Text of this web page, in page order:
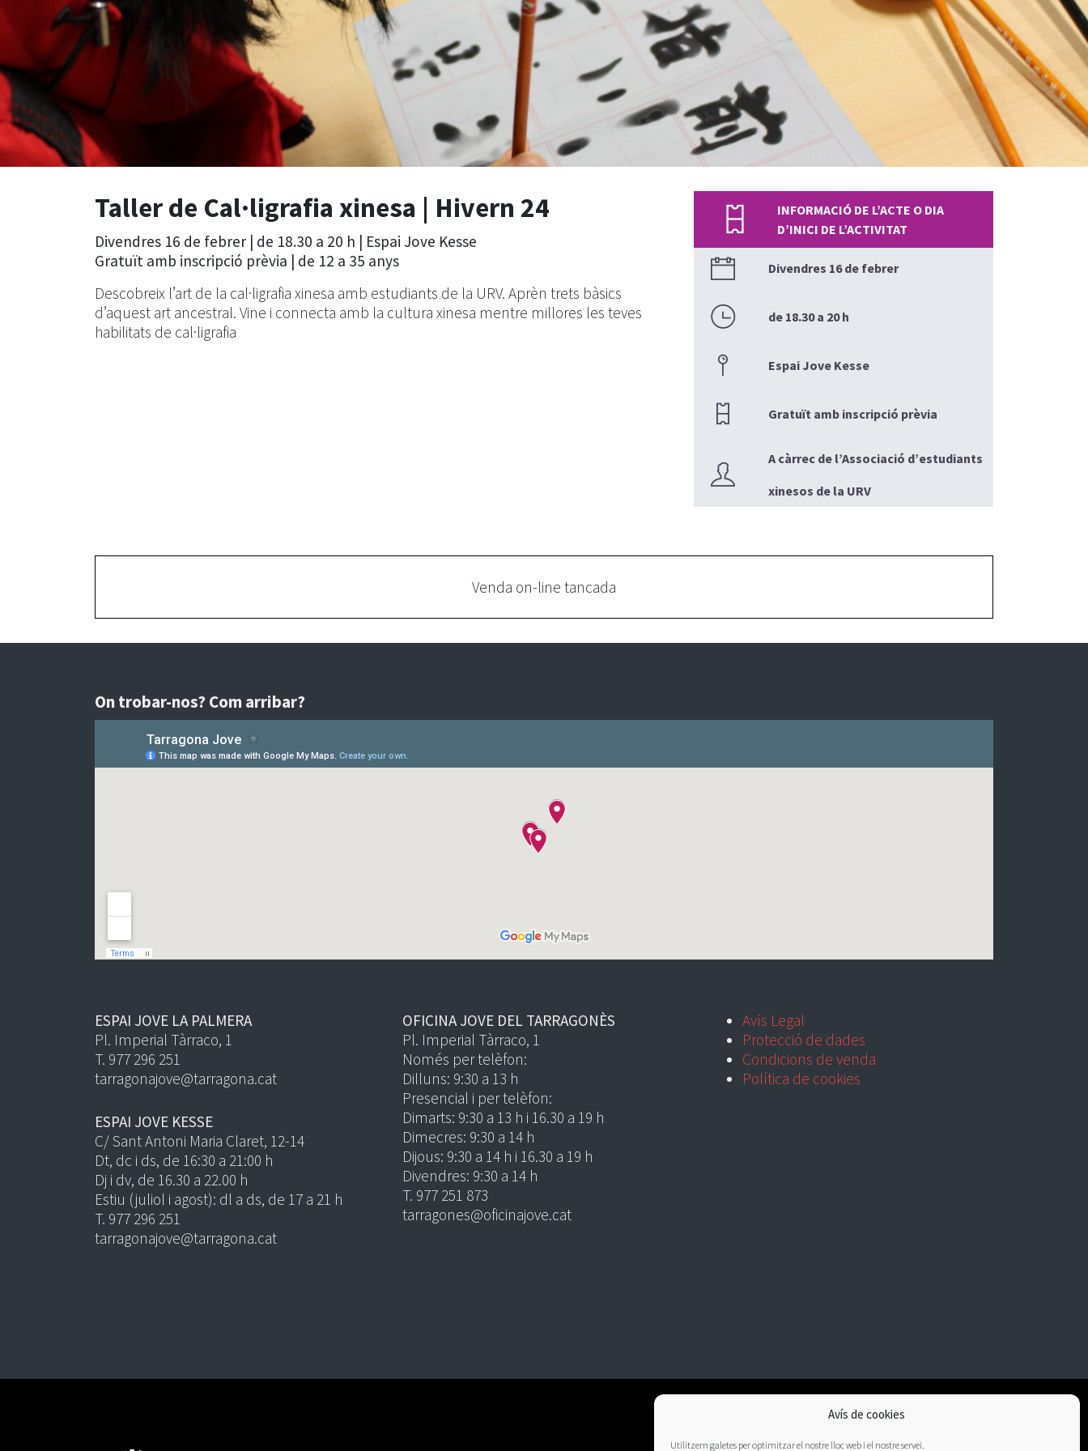
Avís de cookies
Utilitzem galetes per optimitzar el nostre lloc web i el nostre servei.
Taller de Cal·ligrafia xinesa | Hivern 24
Divendres 16 de febrer | de 18.30 a 20 h | Espai Jove Kesse
Gratuït amb inscripció prèvia | de 12 a 35 anys
Descobreix l’art de la cal·ligrafia xinesa amb estudiants de la URV. Aprèn trets bàsics
d’aquest art ancestral. Vine i connecta amb la cultura xinesa mentre millores les teves
habilitats de cal·ligrafia
INFORMACIÓ DE L’ACTE O DIA
D’INICI DE L’ACTIVITAT
Divendres 16 de febrer
de 18.30 a 20 h
Espai Jove Kesse
Gratuït amb inscripció prèvia
A càrrec de l’Associació d’estudiants
xinesos de la URV
Venda on-line tancada
On trobar-nos? Com arribar?
ESPAI JOVE LA PALMERA
Pl. Imperial Tàrraco, 1
T. 977 296 251
tarragonajove@tarragona.cat
ESPAI JOVE KESSE
C/ Sant Antoni Maria Claret, 12-14
Dt, dc i ds, de 16:30 a 21:00 h
Dj i dv, de 16.30 a 22.00 h
Estiu (juliol i agost): dl a ds, de 17 a 21 h
T. 977 296 251
tarragonajove@tarragona.cat
OFICINA JOVE DEL TARRAGONÈS
Pl. Imperial Tàrraco, 1
Només per telèfon:
Dilluns: 9:30 a 13 h
Presencial i per telèfon:
Dimarts: 9:30 a 13 h i 16.30 a 19 h
Dimecres: 9:30 a 14 h
Dijous: 9:30 a 14 h i 16.30 a 19 h
Divendres: 9:30 a 14 h
T. 977 251 873
tarragones@oficinajove.cat
Avís Legal
Protecció de dades
Condicions de venda
Política de cookies